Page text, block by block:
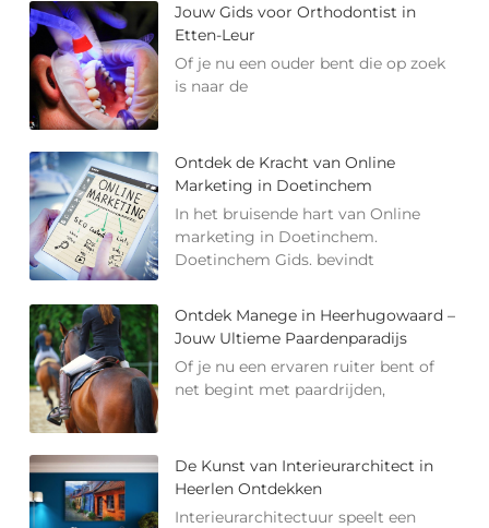
Jouw Gids voor Orthodontist in
Etten-Leur
Of je nu een ouder bent die op zoek
is naar de
Ontdek de Kracht van Online
Marketing in Doetinchem
In het bruisende hart van Online
marketing in Doetinchem.
Doetinchem Gids. bevindt
Ontdek Manege in Heerhugowaard –
Jouw Ultieme Paardenparadijs
Of je nu een ervaren ruiter bent of
net begint met paardrijden,
De Kunst van Interieurarchitect in
Heerlen Ontdekken
Interieurarchitectuur speelt een